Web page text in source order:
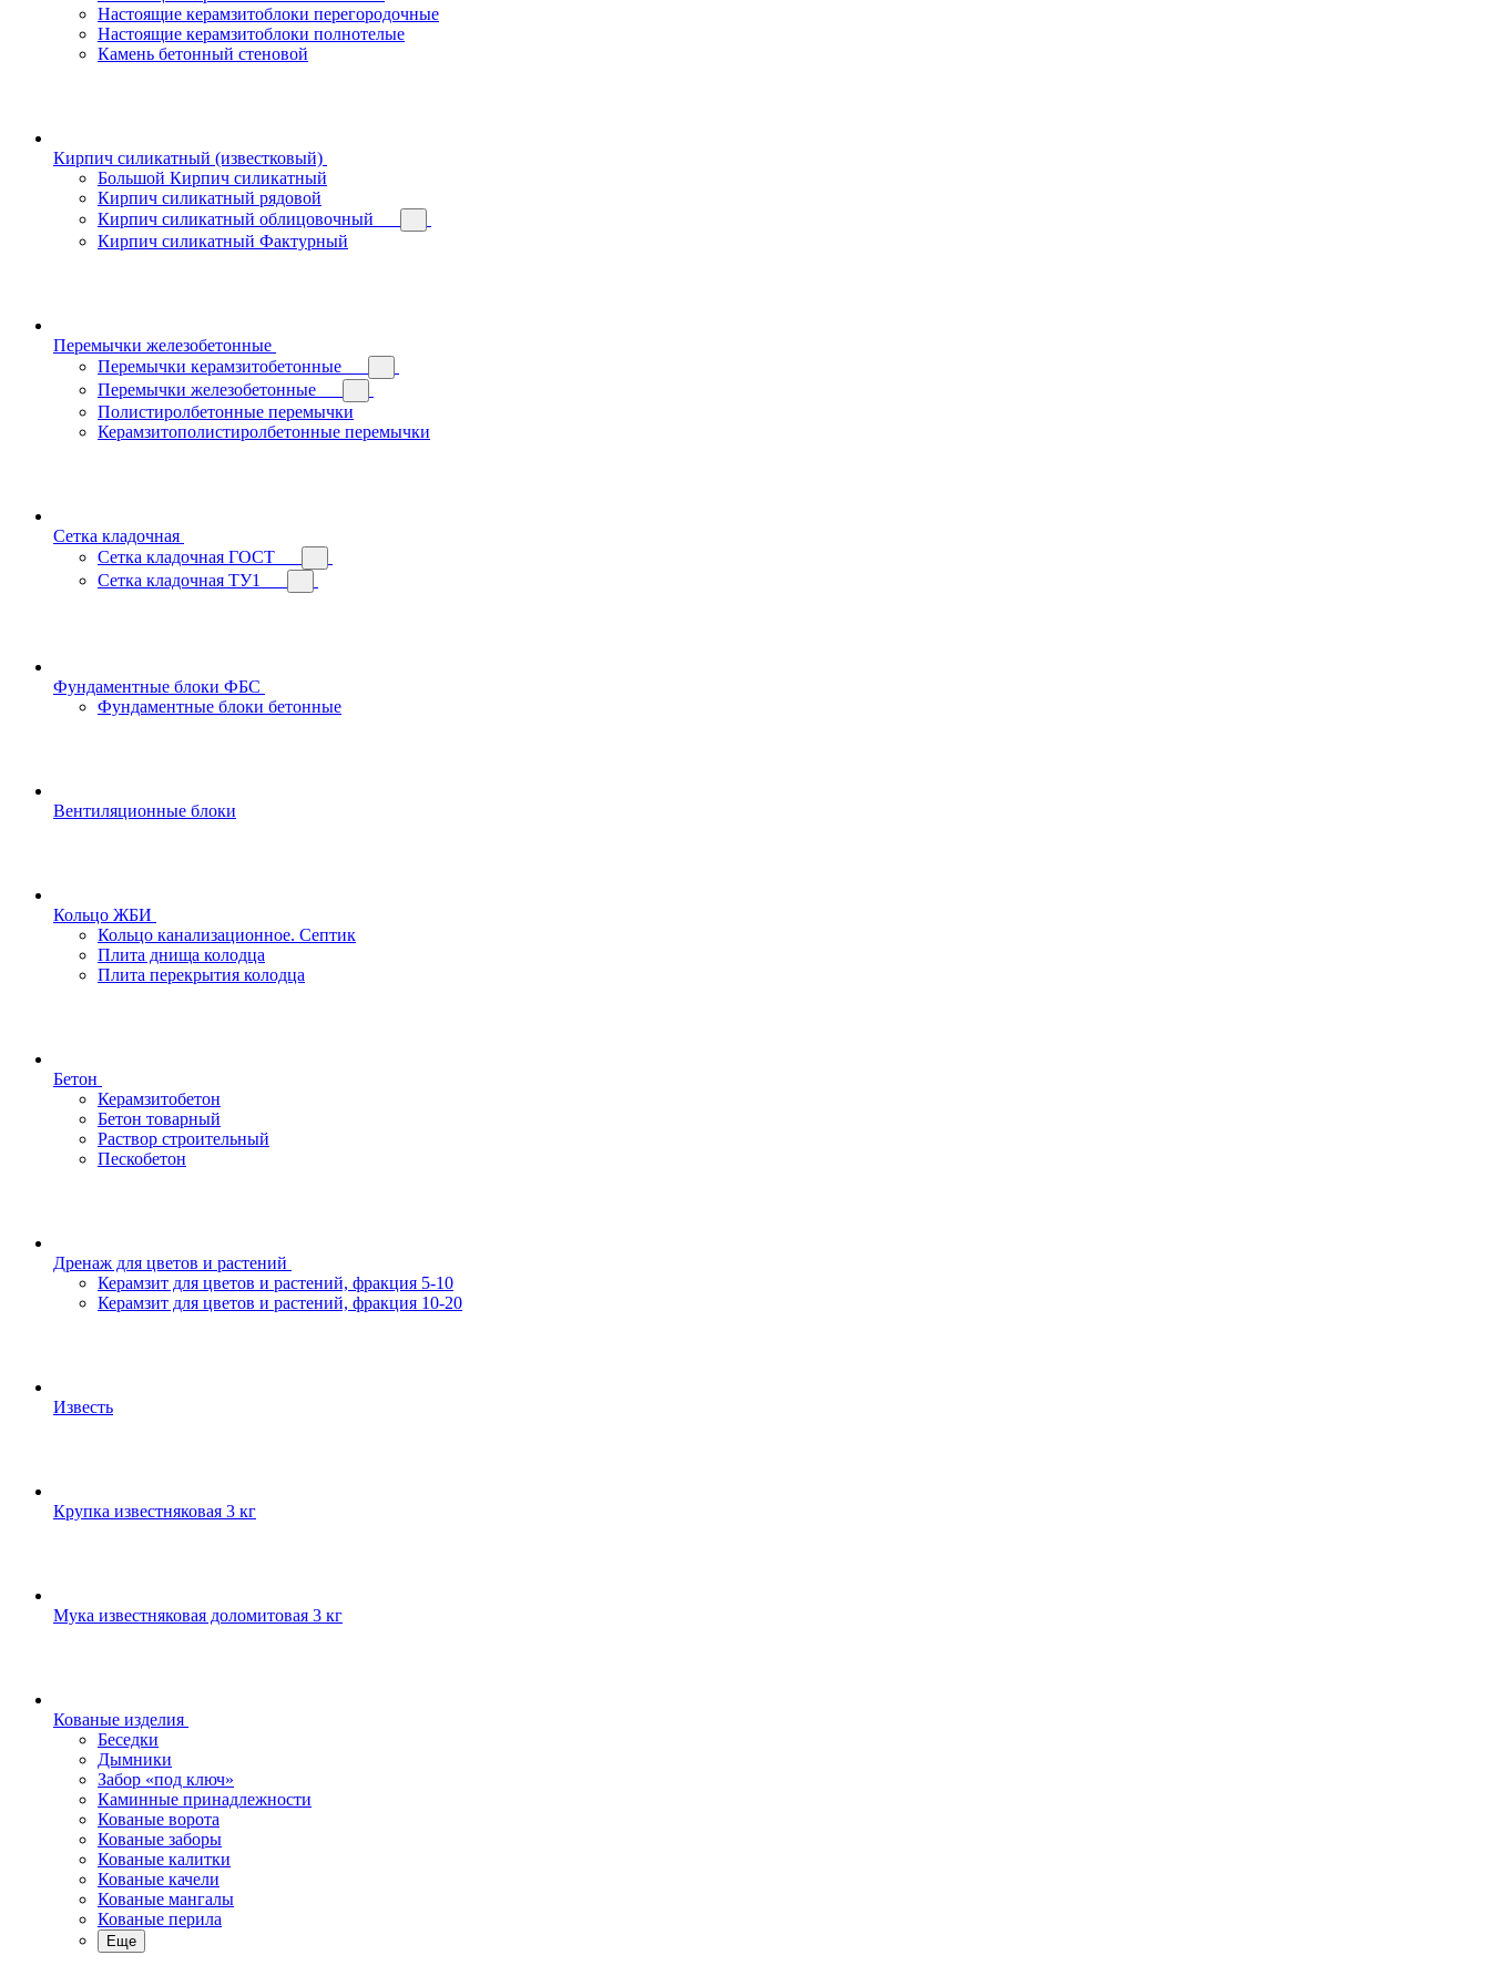
Настоящие керамзитоблоки перегородочные
Настоящие керамзитоблоки полнотелые
Камень бетонный стеновой
Кирпич силикатный (известковый)
Большой Кирпич силикатный
Кирпич силикатный рядовой
Кирпич силикатный облицовочный
Кирпич силикатный Фактурный
Перемычки железобетонные
Перемычки керамзитобетонные
Перемычки железобетонные
Полистиролбетонные перемычки
Керамзитополистиролбетонные перемычки
Сетка кладочная
Сетка кладочная ГОСТ
Сетка кладочная ТУ1
Фундаментные блоки ФБС
Фундаментные блоки бетонные
Вентиляционные блоки
Кольцо ЖБИ
Кольцо канализационное. Септик
Плита днища колодца
Плита перекрытия колодца
Бетон
Керамзитобетон
Бетон товарный
Раствор строительный
Пескобетон
Дренаж для цветов и растений
Керамзит для цветов и растений, фракция 5-10
Керамзит для цветов и растений, фракция 10-20
Известь
Крупка известняковая 3 кг
Мука известняковая доломитовая 3 кг
Кованые изделия
Беседки
Дымники
Забор «под ключ»
Каминные принадлежности
Кованые ворота
Кованые заборы
Кованые калитки
Кованые качели
Кованые мангалы
Кованые перила
Еще